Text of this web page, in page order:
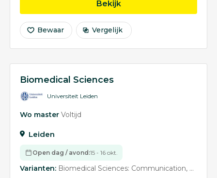
Bekijkopleiding Biomedical
Bewaar Vergelijk
Biomedical Sciences
Universiteit Leiden
Wo master Voltijd
Leiden
Open dag / avond:15 - 16 okt.
Varianten: Biomedical Sciences: Communication